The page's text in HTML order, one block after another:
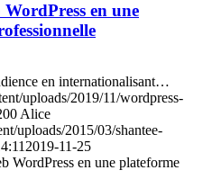
en une
en internationalisant…
uploads/2019/11/wordpress-
Alice
uploads/2015/03/shantee-
2019-11-25
WordPress en une plateforme